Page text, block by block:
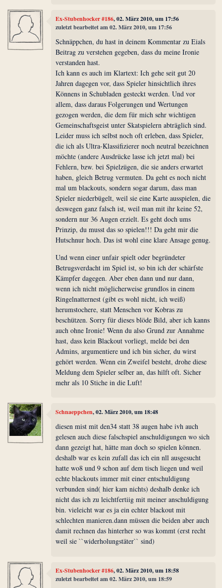
Ex-Stubenhocker #186, 02. März 2010, um 17:56
zuletzt bearbeitet am 02. März 2010, um 17:56
Schnäppchen, du hast in deinem Kommentar zu Eials
Beitrag zu verstehen gegeben, dass du meine Ironie
verstanden hast.
Ich kann es auch im Klartext: Ich gehe seit gut 20
Jahren dagegen vor, dass Spieler hinsichtlich ihres
Könnens in Schubladen gesteckt werden. Und vor
allem, dass daraus Folgerungen und Wertungen
gezogen werden, die dem für mich sehr wichtigen
Gemeinschaftsgeist unter Skatspielern abträglich sind.
Leider muss ich selbst noch oft erleben, dass Spieler,
die ich als Ultra-Klassifizierer noch neutral bezeichnen
möchte (andere Ausdrücke lasse ich jetzt mal) bei
Fehlern, bzw. bei Spielzügen, die sie anders erwartet
haben, gleich Betrug vermuten. Da geht es noch nicht
mal um blackouts, sondern sogar darum, dass man
Spieler niederbügelt, weil sie eine Karte ausspielen, die
deswegen ganz falsch ist, weil man mit ihr keine 52,
sondern nur 36 Augen erzielt. Es geht doch ums
Prinzip, du musst das so spielen!!! Da geht mir die
Hutschnur hoch. Das ist wohl eine klare Ansage genug.
Und wenn einer unfair spielt oder begründeter
Betrugsverdacht im Spiel ist, so bin ich der schärfste
Kämpfer dagegen. Aber eben dann und nur dann,
wenn ich nicht möglicherweise grundlos in einem
Ringelnatternest (gibt es wohl nicht, ich weiß)
herumstochere, statt Menschen vor Kobras zu
beschützen. Sorry für dieses blöde Bild, aber ich kanns
auch ohne Ironie! Wenn du also Grund zur Annahme
hast, dass kein Blackout vorliegt, melde bei den
Admins, argumentiere und ich bin sicher, du wirst
gehört werden. Wenn ein Zweifel besteht, drohe diese
Meldung dem Spieler selber an, das hilft oft. Sicher
mehr als 10 Stiche in die Luft!
Schnaeppchen, 02. März 2010, um 18:48
diesen mist mit den34 statt 38 augen habe ivh auch
gelesen auch diese falschspiel anschuldigungen wo sich
dann gezeigt hat, hätte man doch so spielen können.
deshalb war es kein zufall das ich ein nll ausgesucht
hatte wo8 und 9 schon auf dem tisch liegen und weil
echte blackouts immer mit einer entschuldigung
verbunden sind( hier kam nichts) deshalb denke ich
nicht das ich zu leichtfertiig mit meiner anschuldigung
bin. vieleicht war es ja ein echter blackout mit
schlechten manieren.dann müssen die beiden aber auch
damit rechnen das hinterher so was kommt (erst recht
weil sie ``widerholungstäter`` sind)
Ex-Stubenhocker #186, 02. März 2010, um 18:58
zuletzt bearbeitet am 02. März 2010, um 18:59